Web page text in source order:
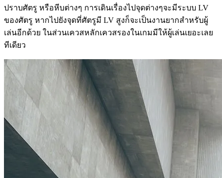
ปราบศัตรู หรือหีบต่างๆ การเดินเรื่องไปจุดต่างๆจะมีระบบ LV
ของศัตรู หากไปยังจุดที่ศัตรูมี LV สูงก็จะเป็นงานยากสำหรับผู้
เล่นอีกด้วย ในส่วนเควสหลักเควสรองในเกมมีให้ผู้เล่นเยอะเลย
ทีเดียว